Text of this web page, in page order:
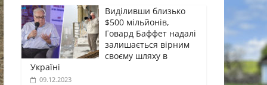
Виділивши близько
$500 мільйонів,
Говард Баффет надалі
залишається вірним
своєму шляху в
Україні
09.12.2023